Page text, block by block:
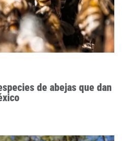
de abejas que dan